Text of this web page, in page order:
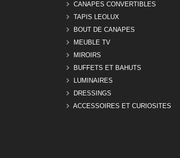
CANAPES CONVERTIBLES
TAPIS LEOLUX
BOUT DE CANAPES
MEUBLE TV
MIROIRS
BUFFETS ET BAHUTS
LUMINAIRES
DRESSINGS
ACCESSOIRES ET CURIOSITES